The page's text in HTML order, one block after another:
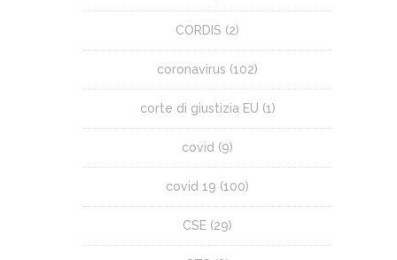
CORDIS (2)
coronavirus (102)
corte di giustizia EU (1)
covid (9)
covid 19 (100)
CSE (29)